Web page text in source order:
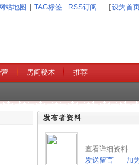
网站地图 TAG标签 RSS订阅 [设为首
房间秘术 推荐
发布者资料
查看详细资料
发送留言
加